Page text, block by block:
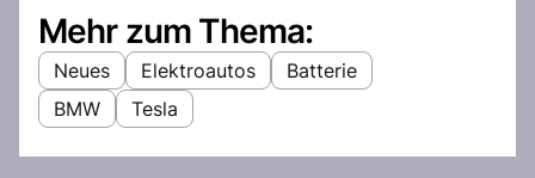
Mehr zum Thema:
Neues Elektroautos
Batterie
BMW
Tesla